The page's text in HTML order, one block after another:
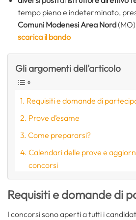
tempo pieno e indeterminato,
Comuni Modenesi Area Nord(MO)
scarica il bando
Gli argomenti dell'articolo
Requisiti e domande di
Prove d’esame
Come prepararsi?
Calendari delle prove e
concorsi
Requisiti e domande di
I concorsi sono aperti a tutti i